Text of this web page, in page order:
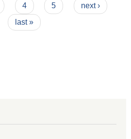
4 5
next ›
last »